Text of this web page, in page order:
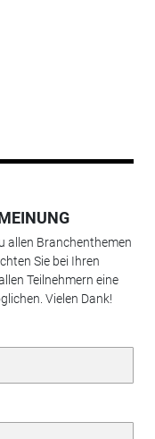
allen Branchenthemen
Sie bei Ihren
Teilnehmern eine
Vielen Dank!